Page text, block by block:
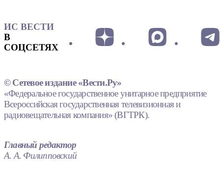
ИС ВЕСТИ
В
СОЦСЕТЯХ
© Сетевое издание «Вести.Ру»
«Федеральное государственное унитарное предприятие
Всероссийская государственная телевизионная и
радиовещательная компания» (ВГТРК).
Главный редактор
А. А. Филипповский